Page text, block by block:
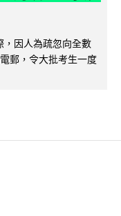
，因人為疏忽向全數
郵，令大批考生一度